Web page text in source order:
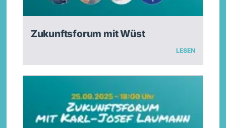
Zukunftsforum mit Wüst
LESEN